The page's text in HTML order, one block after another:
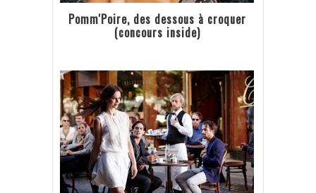
Pomm'Poire, des dessous à croquer
(concours inside)